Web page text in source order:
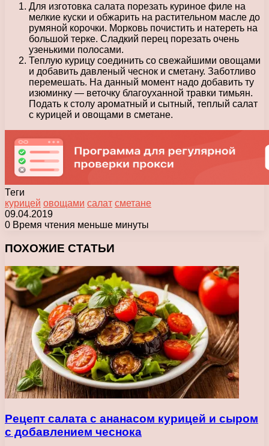
Для изготовка салата порезать куриное филе на
мелкие куски и обжарить на растительном масле до
румяной корочки. Морковь почистить и натереть на
большой терке. Сладкий перец порезать очень
узенькими полосами.
Теплую курицу соединить со свежайшими овощами
и добавить давленый чеснок и сметану. Заботливо
перемешать. На данный момент надо добавить ту
изюминку — веточку благоуханной травки тимьян.
Подать к столу ароматный и сытный, теплый салат
с курицей и овощами в сметане.
Теги
курицей овощами салат сметане
09.04.2019
0 Время чтения меньше минуты
ПОХОЖИЕ СТАТЬИ
Рецепт салата с ананасом курицей и сыром
с добавлением чеснока